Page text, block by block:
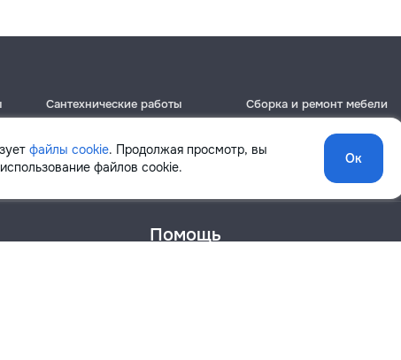
файлы cookie. Продолжая просмотр, вы
файлов cookie.
Ок
Сантехнические работы
Ботаника
Сборка и ремонт мебели
Ботаника
Помощь